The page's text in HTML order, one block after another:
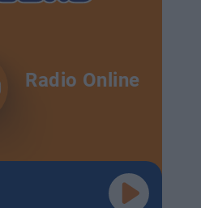
Radio Online